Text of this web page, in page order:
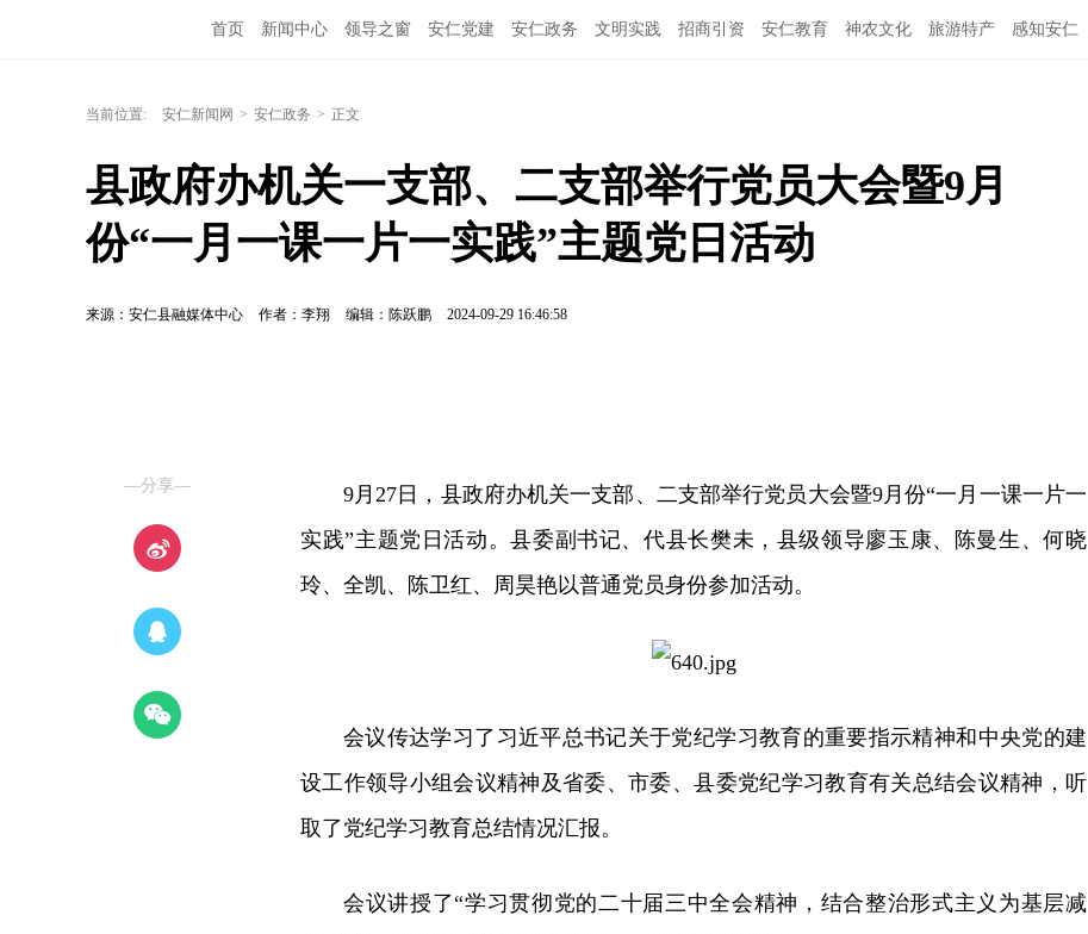
首页 新闻中心 领导之窗 安仁党建 安仁政务 文明实践 招商引资 安仁教育 神农文化 旅游特产 感知安仁
当前位置: 安仁新闻网 > 安仁政务 > 正文
县政府办机关一支部、二支部举行党员大会暨9月
份“一月一课一片一实践”主题党日活动
来源：安仁县融媒体中心 作者：李翔 编辑：陈跃鹏 2024-09-29 16:46:58
—分享—
9月27日，县政府办机关一支部、二支部举行党员大会暨9月份“一月一课一片一
实践”主题党日活动。县委副书记、代县长樊未，县级领导廖玉康、陈曼生、何晓
玲、全凯、陈卫红、周昊艳以普通党员身份参加活动。
会议传达学习了习近平总书记关于党纪学习教育的重要指示精神和中央党的建
设工作领导小组会议精神及省委、市委、县委党纪学习教育有关总结会议精神，听
取了党纪学习教育总结情况汇报。
会议讲授了“学习贯彻党的二十届三中全会精神，结合整治形式主义为基层减